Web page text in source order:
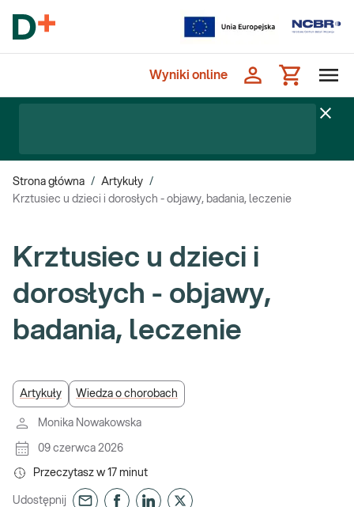
Wyniki online
Strona główna / Artykuły /
Krztusiec u dzieci i dorosłych - objawy, badania, leczenie
Krztusiec u dzieci i
dorosłych - objawy,
badania, leczenie
Artykuły Wiedza o chorobach
Monika Nowakowska
09 czerwca 2026
Przeczytasz w 17 minut
Udostępnij